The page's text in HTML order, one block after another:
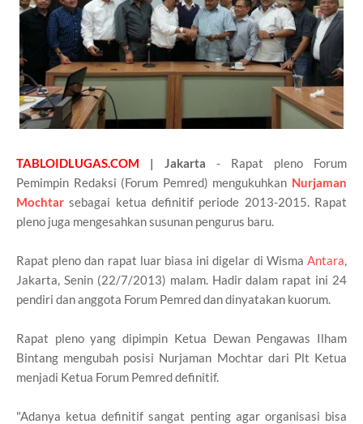
TABLOIDLUGAS.COM | Jakarta - Rapat pleno Forum
Pemimpin Redaksi (Forum Pemred) mengukuhkan Nurjaman
Mochtar sebagai ketua definitif periode 2013-2015. Rapat
pleno juga mengesahkan susunan pengurus baru.
Rapat pleno dan rapat luar biasa ini digelar di Wisma Antara,
Jakarta, Senin (22/7/2013) malam. Hadir dalam rapat ini 24
pendiri dan anggota Forum Pemred dan dinyatakan kuorum.
Rapat pleno yang dipimpin Ketua Dewan Pengawas Ilham
Bintang mengubah posisi Nurjaman Mochtar dari Plt Ketua
menjadi Ketua Forum Pemred definitif.
"Adanya ketua definitif sangat penting agar organisasi bisa